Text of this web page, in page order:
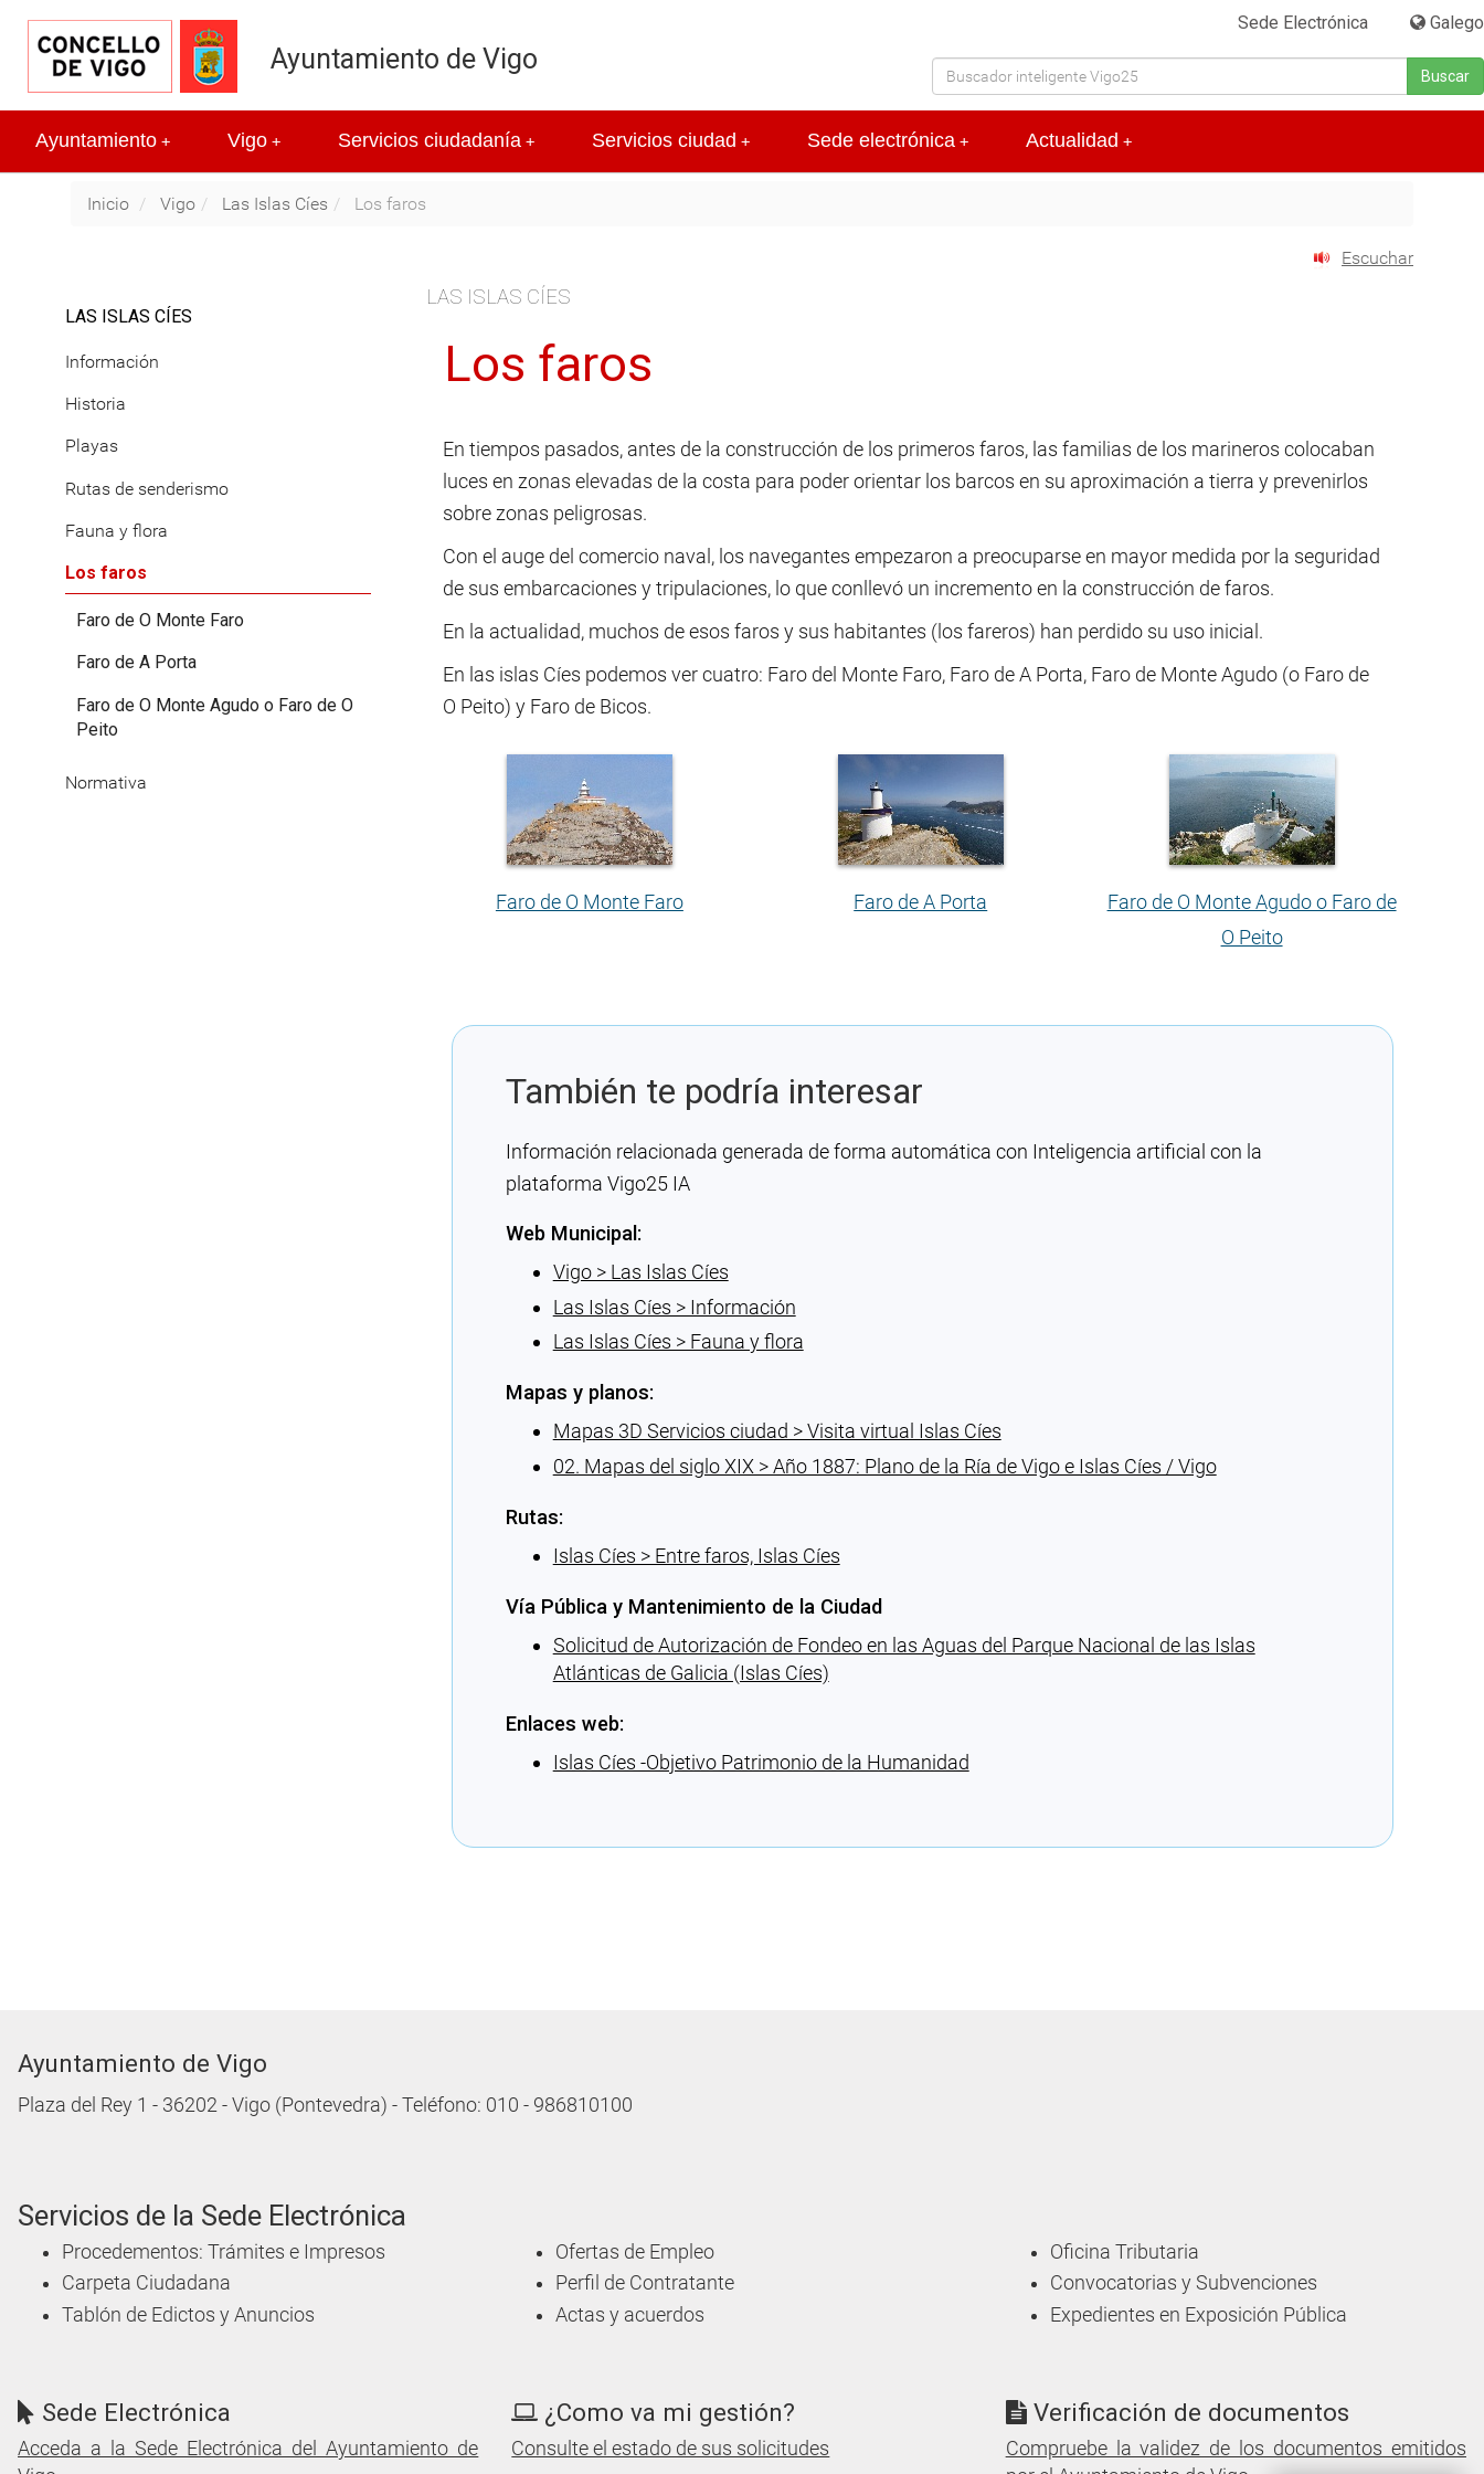
Sede Electrónica Galego
Buscar
Ayuntamiento de Vigo
+
Ayuntamiento +
Vigo +
Servicios ciudadanía +
Servicios ciudad +
Sede electrónica +
Actualidad
Inicio Vigo Las Islas Cíes Los faros
Escuchar
LAS ISLAS CÍES
Los faros
En tiempos pasados, antes de la construcción de los primeros faros, las familias de los marineros colocaban
luces en zonas elevadas de la costa para poder orientar los barcos en su aproximación a tierra y prevenirlos
sobre zonas peligrosas.
Con el auge del comercio naval, los navegantes empezaron a preocuparse en mayor medida por la seguridad
de sus embarcaciones y tripulaciones, lo que conllevó un incremento en la construcción de faros.
En la actualidad, muchos de esos faros y sus habitantes (los fareros) han perdido su uso inicial.
En las islas Cíes podemos ver cuatro: Faro del Monte Faro, Faro de A Porta, Faro de Monte Agudo (o Faro de
O Peito) y Faro de Bicos.
Faro de O Monte Faro Faro de A Porta
Faro de O Monte Agudo o Faro de
O Peito
También te podría interesar
Información relacionada generada de forma automática con Inteligencia artificial con la
plataforma Vigo25 IA
Web Municipal:
Vigo > Las Islas Cíes
Las Islas Cíes > Información
Las Islas Cíes > Fauna y flora
Mapas y planos:
Mapas 3D Servicios ciudad > Visita virtual Islas Cíes
02. Mapas del siglo XIX > Año 1887: Plano de la Ría de Vigo e Islas Cíes / Vigo
Rutas:
Islas Cíes > Entre faros, Islas Cíes
Vía Pública y Mantenimiento de la Ciudad
Solicitud de Autorización de Fondeo en las Aguas del Parque Nacional de las Islas
Atlánticas de Galicia (Islas Cíes)
Enlaces web:
Islas Cíes -Objetivo Patrimonio de la Humanidad
LAS ISLAS CÍES
Información
Historia
Playas
Rutas de senderismo
Fauna y flora
Los faros
Faro de O Monte Faro
Faro de A Porta
Faro de O Monte Agudo o Faro de O
Peito
Normativa
Ayuntamiento de Vigo
Plaza del Rey 1 - 36202 - Vigo (Pontevedra) - Teléfono: 010 - 986810100
Servicios de la Sede Electrónica
Procedementos: Trámites e Impresos
Carpeta Ciudadana
Tablón de Edictos y Anuncios
Ofertas de Empleo
Perfil de Contratante
Actas y acuerdos
Oficina Tributaria
Convocatorias y Subvenciones
Expedientes en Exposición Pública
Sede Electrónica
Acceda a la Sede Electrónica del Ayuntamiento de
¿Como va mi gestión?
Consulte el estado de sus solicitudes
Verificación de documentos
Compruebe la validez de los documentos emitidos